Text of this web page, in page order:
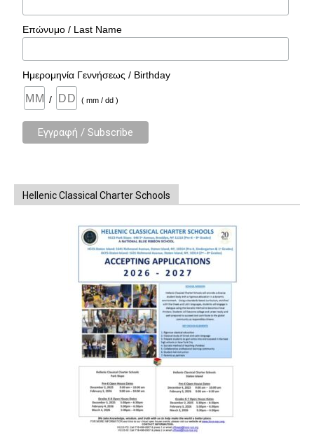
Επώνυμο / Last Name
Ημερομηνία Γεννήσεως / Birthday
/ ( mm / dd )
Hellenic Classical Charter Schools